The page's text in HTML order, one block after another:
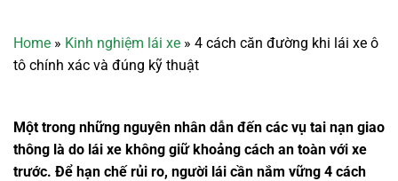
Home » Kinh nghiệm lái xe » 4 cách căn đường khi lái xe ô
tô chính xác và đúng kỹ thuật
Một trong những nguyên nhân dẫn đến các vụ tai nạn giao
thông là do lái xe không giữ khoảng cách an toàn với xe
trước. Để hạn chế rủi ro, người lái cần nắm vững 4 cách